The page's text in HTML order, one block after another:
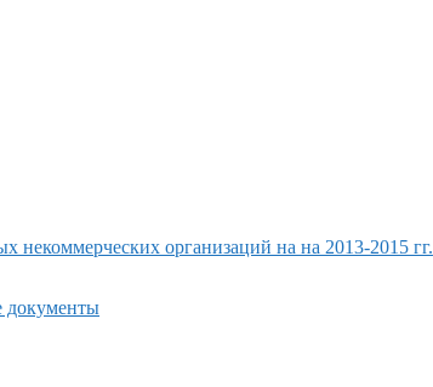
организаций на на 2013-2015 гг.
документы